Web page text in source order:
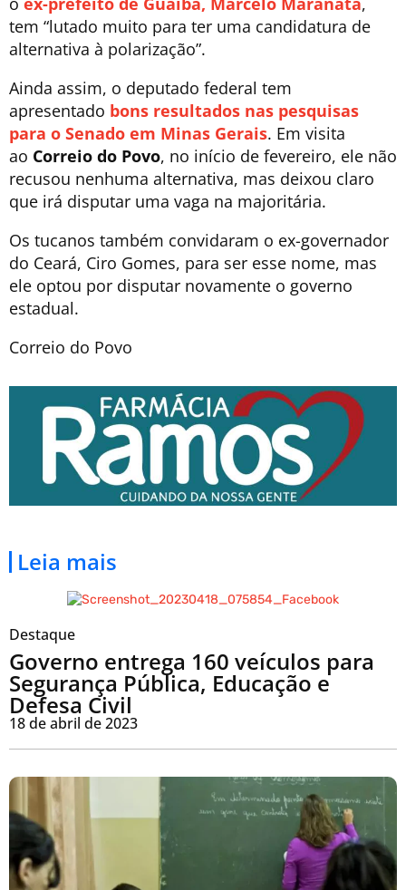
tem “lutado muito para ter uma candidatura de
alternativa à polarização”.
Ainda assim, o deputado federal tem
apresentado bons resultados nas pesquisas
para o Senado em Minas Gerais. Em visita
ao Correio do Povo, no início de fevereiro, ele não
recusou nenhuma alternativa, mas deixou claro
que irá disputar uma vaga na majoritária.
Os tucanos também convidaram o ex-governador
do Ceará, Ciro Gomes, para ser esse nome, mas
ele optou por disputar novamente o governo
estadual.
Correio do Povo
Leia mais
Destaque
Governo entrega 160 veículos para
Segurança Pública, Educação e
Defesa Civil
18 de abril de 2023